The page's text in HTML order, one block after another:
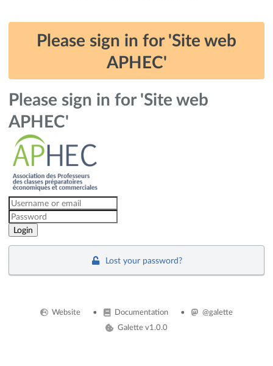
Please sign in for 'Site web
APHEC'
Please sign in for 'Site web
APHEC'
Lost your password?
Website Documentation
@galette
Galette v1.0.0